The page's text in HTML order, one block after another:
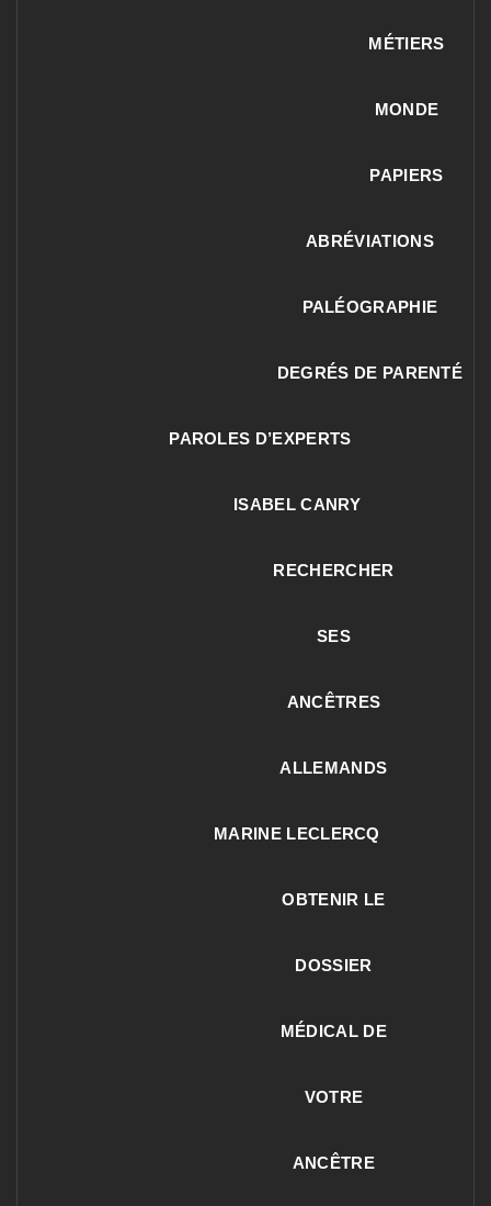
MÉTIERS
MONDE
PAPIERS
ABRÉVIATIONS
PALÉOGRAPHIE
DEGRÉS DE PARENTÉ
PAROLES D’EXPERTS
ISABEL CANRY
RECHERCHER
SES
ANCÊTRES
ALLEMANDS
MARINE LECLERCQ
OBTENIR LE
DOSSIER
MÉDICAL DE
VOTRE
ANCÊTRE